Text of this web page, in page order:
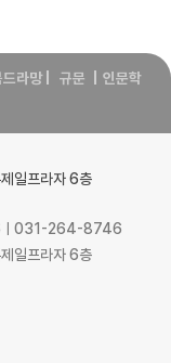
드라망| 규문 |인문학
일프라자 6층
6ㅣ031-264-8746
일프라자 6층